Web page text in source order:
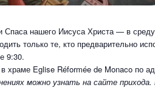
Спаса нашего Иисуса Христа — в
только те, кто предварительно
9:30.
храме Eglise Réformée de Monaco по
можно узнать на сайте